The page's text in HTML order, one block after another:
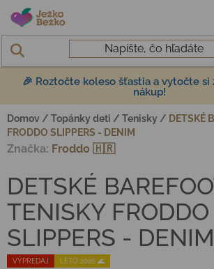
Prejsť na obsah
🎉 Roztočte koleso šťastia a vytočte si
nákup!
Domov / Topánky deti / Tenisky / DETSKÉ
FRODDO SLIPPERS - DENIM
VÝPREDAJ LETO 2026 🌊
DETSKÉ
TENISKY FRODDO
SLIPPERS - DENIM
Značka: Froddo 🇭🇷